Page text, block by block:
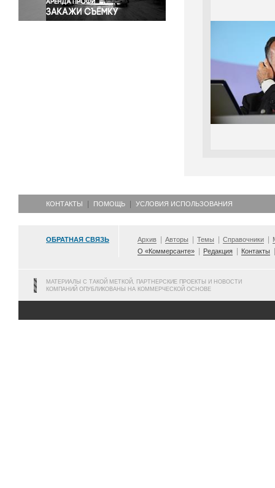
КОНТАКТЫ ПОМОЩЬ УСЛОВИЯ ИСПОЛЬЗОВАНИЯ
ОБРАТНАЯ СВЯЗЬ Архив Авторы Темы Справочники
О «Коммерсанте»
Редакция Контакты
МАТЕРИАЛЫ С ТАКОЙ МЕТКОЙ, ПАРТНЕРСКИЕ ПРОЕКТЫ И НОВОСТИ
КОМПАНИЙ ОПУБЛИКОВАНЫ НА КОММЕРЧЕСКОЙ ОСНОВЕ